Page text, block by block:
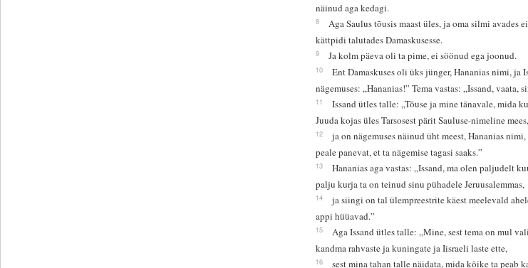
näinud aga kedagi.
8
Aga Saulus tõusis maast üles, ja oma silmi
kättpidi talutades Damaskusesse.
9 Ja kolm päeva oli ta pime, ei söönud ega joonud.
10
Ent Damaskuses oli üks jünger, Hananias nimi, ja
nägemuses: „Hananias!” Tema vastas: „Issand, vaata,
11
Issand ütles talle: „Tõuse ja mine tänavale, mida
Juuda kojas üles Tarsosest pärit Sauluse-nimeline
12
ja on nägemuses näinud üht meest, Hananias
peale panevat, et ta nägemise tagasi saaks.”
13
Hananias aga vastas: „Issand, ma olen paljudelt
palju kurja ta on teinud sinu pühadele Jeruusalemmas,
14
ja siingi on tal ülempreestrite käest meelevald
appi hüüavad.”
15
Aga Issand ütles talle: „Mine, sest tema on mul
kandma rahvaste ja kuningate ja Iisraeli laste ette,
16 sest mina tahan talle näidata, mida kõike ta peab